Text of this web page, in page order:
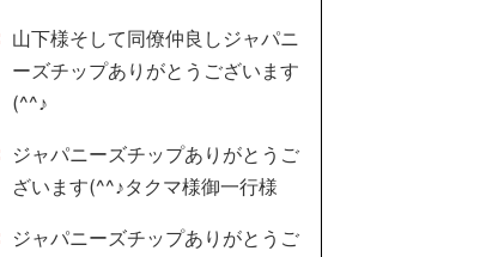
山下様そして同僚仲良しジャパニ
ーズチップありがとうございます
(^^♪
ジャパニーズチップありがとうご
ざいます(^^♪タクマ様御一行様
ジャパニーズチップありがとうご